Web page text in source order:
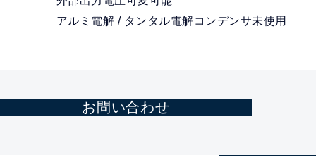
アルミ電解 / タンタル電解コンデンサ未使用
お問い合わせ